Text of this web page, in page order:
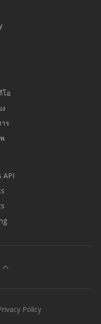
โอ
ร
API
Policy